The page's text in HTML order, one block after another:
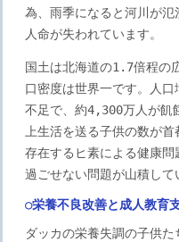
為、雨季になると河川が
人命が失われています。
国土は北海道の1.7倍程の
口密度は世界一です。人
不足で、約4,300万人が飢
上生活を送る子供の数が
存在するヒ素による健康
過ごせない問題が山積して
○栄養不良改善と成人教育
ダッカの栄養失調の子供